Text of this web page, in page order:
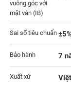
vuông góc với
mặt ván (IB)
Sai số tiêu chuẩn
Bảo hành 7
Xuất xứ